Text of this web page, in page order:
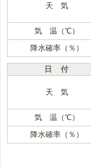
天 気
気 温（℃）
降水確率（％）
日 付
天 気
気 温（℃）
降水確率（％）